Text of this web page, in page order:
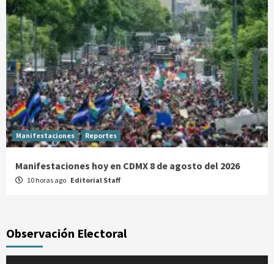
Manifestaciones Reportes
Manifestaciones hoy en CDMX 8 de agosto del 2026
10 horas ago Editorial Staff
Observación Electoral